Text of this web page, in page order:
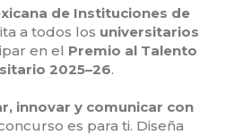
de Instituciones de
a todos los universitarios
en el Premio al Talento
2025–26.
innovar y comunicar con
es para ti. Diseña